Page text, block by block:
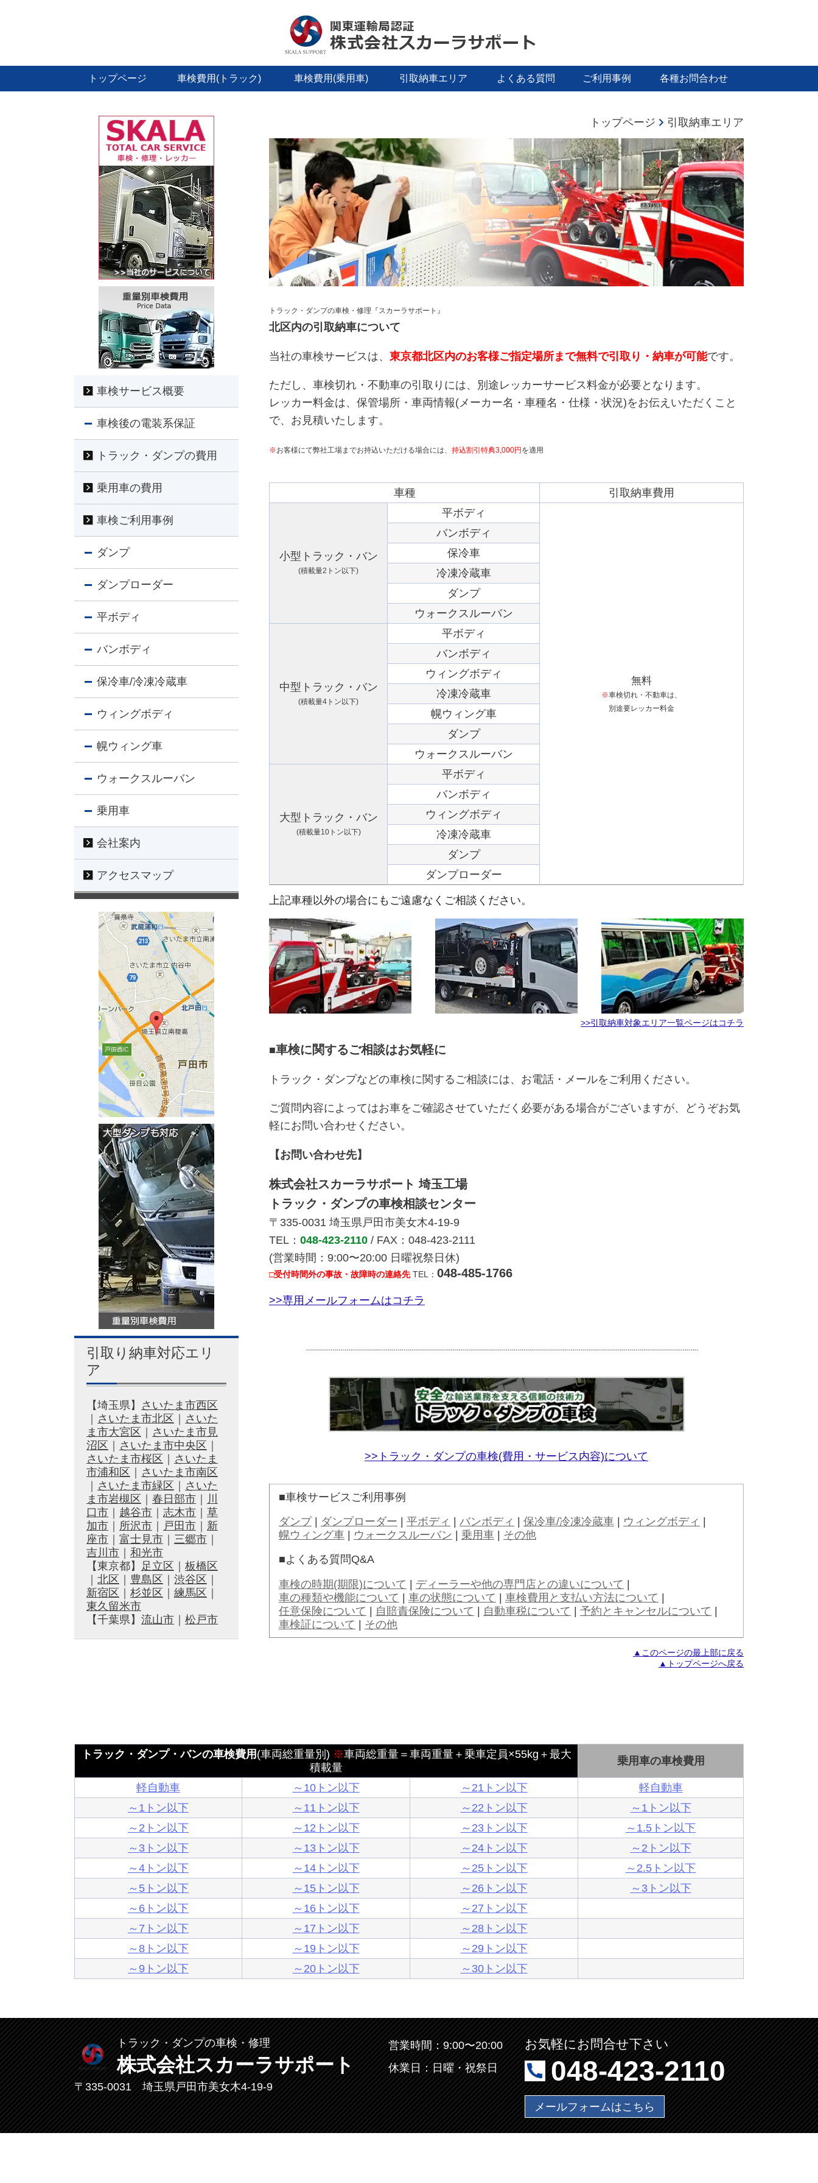
トップページ 車検費用(トラック) 車検費用(乗用車) 引取納車エリア よくある質問 ご利用事例 各種お問合わせ
トップページ 引取納車エリア
トラック・ダンプの車検・修理『スカーラサポート』
北区内の引取納車について
当社の車検サービスは、 東京都北区内のお客様ご指定場所まで無料で引取り・納車が可能です。
ただし、車検切れ・不動車の引取りには、別途レッカーサービス料金が必要となります。
レッカー料金は、保管場所・車両情報(メーカー名・車種名・仕様・状況)をお伝えいただくこと
で、お見積いたします。
※お客様にて弊社工場までお持込いただける場合には、 持込割引特典3,000円 を適用
車種 引取納車費用
小型トラック・バン
(積載量2トン以下)
平ボディ
無料
※車検切れ・不動車は、
別途要レッカー料金
バンボディ
保冷車
冷凍冷蔵車
ダンプ
ウォークスルーバン
中型トラック・バン
(積載量4トン以下)
平ボディ
バンボディ
ウィングボディ
冷凍冷蔵車
幌ウィング車
ダンプ
ウォークスルーバン
大型トラック・バン
(積載量10トン以下)
平ボディ
バンボディ
ウィングボディ
冷凍冷蔵車
ダンプ
ダンプローダー
上記車種以外の場合にもご遠慮なくご相談ください。
>>引取納車対象エリア一覧ページはコチラ
■車検に関するご相談はお気軽に
トラック・ダンプなどの車検に関するご相談には、お電話・メールをご利用ください。
ご質問内容によってはお車をご確認させていただく必要がある場合がございますが、どうぞお気
軽にお問い合わせください。
【お問い合わせ先】
株式会社スカーラサポート 埼玉工場
トラック・ダンプの車検相談センター
〒335-0031 埼玉県戸田市美女木4-19-9
TEL： 048-423-2110 / FAX：048-423-2111
(営業時間：9:00〜20:00 日曜祝祭日休)
□受付時間外の事故・故障時の連絡先TEL： 048-485-1766
>>専用メールフォームはコチラ
>>トラック・ダンプの車検(費用・サービス内容)について
■車検サービスご利用事例
ダンプ| ダンプローダー | 平ボディ | バンボディ | 保冷車/冷凍冷蔵車 | ウィングボディ |
幌ウィング車 | ウォークスルーバン | 乗用車 | その他
■よくある質問Q&A
車検の時期(期限)について | ディーラーや他の専門店との違いについて |
車の種類や機能について | 車の状態について | 車検費用と支払い方法について |
任意保険について | 自賠責保険について | 自動車税について | 予約とキャンセルについて |
車検証について | その他
▲このページの最上部に戻る
▲トップページへ戻る
車検サービス概要
車検後の電装系保証
トラック・ダンプの費用
乗用車の費用
車検ご利用事例
ダンプ
ダンプローダー
平ボディ
バンボディ
保冷車/冷凍冷蔵車
ウィングボディ
幌ウィング車
ウォークスルーバン
乗用車
会社案内
アクセスマップ
引取り納車対応エリ
ア
【埼玉県】 さいたま市西区
｜ さいたま市北区 ｜ さいた
ま市大宮区 ｜ さいたま市見
沼区 ｜ さいたま市中央区 ｜
さいたま市桜区 ｜ さいたま
市浦和区 ｜ さいたま市南区
｜ さいたま市緑区 ｜ さいた
ま市岩槻区 ｜ 春日部市 ｜ 川
口市 ｜ 越谷市 ｜ 志木市 ｜ 草
加市 ｜ 所沢市 ｜ 戸田市 ｜ 新
座市 ｜ 富士見市 ｜ 三郷市 ｜
吉川市 ｜ 和光市
【東京都】 足立区 ｜ 板橋区
｜ 北区 ｜ 豊島区 ｜ 渋谷区 ｜
新宿区 ｜ 杉並区 ｜ 練馬区 ｜
東久留米市
【千葉県】 流山市 ｜ 松戸市
トラック・ダンプ・バンの車検費用(車両総重量別) ※車両総重量＝車両重量＋乗車定員×55kg＋最大
積載量
乗用車の車検費用
軽自動車 ～10トン以下 ～21トン以下
軽自動車
～1トン以下
～11トン以下 ～22トン以下
～1トン以下
～2トン以下
～12トン以下 ～23トン以下
～1.5トン以下
～3トン以下
～13トン以下 ～24トン以下
～2トン以下
～4トン以下
～14トン以下 ～25トン以下
～2.5トン以下
～5トン以下
～15トン以下 ～26トン以下
～3トン以下
～6トン以下
～16トン以下
～27トン以下
～7トン以下
～17トン以下
～28トン以下
～8トン以下
～19トン以下
～29トン以下
～9トン以下
～20トン以下 ～30トン以下
トラック・ダンプの車検・修理
株式会社スカーラサポート
〒335-0031 埼玉県戸田市美女木4-19-9
営業時間：9:00〜20:00
休業日：日曜・祝祭日
お気軽にお問合せ下さい
048-423-2110
メールフォームはこちら